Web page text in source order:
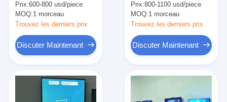
d'écran de
visualisation de viseur
de Signage d'affichage
à cristaux liquides
Digital d'intérieur
Prix:600-800 usd/piece
MOQ:1 morceau
Trouvez les derniers prix
Discuter Maintenant
montrent 1920x1080
5000nits
Prix:800-1100 usd/piece
MOQ:1 morceau
Trouvez les derniers prix
Discuter Maintenant